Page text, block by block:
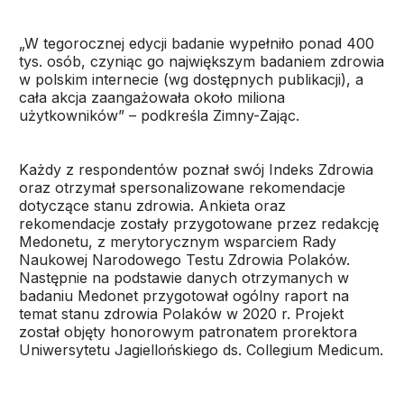
„W tegorocznej edycji badanie wypełniło ponad 400
tys. osób, czyniąc go największym badaniem zdrowia
w polskim internecie (wg dostępnych publikacji), a
cała akcja zaangażowała około miliona
użytkowników” – podkreśla Zimny-Zając.
Każdy z respondentów poznał swój Indeks Zdrowia
oraz otrzymał spersonalizowane rekomendacje
dotyczące stanu zdrowia. Ankieta oraz
rekomendacje zostały przygotowane przez redakcję
Medonetu, z merytorycznym wsparciem Rady
Naukowej Narodowego Testu Zdrowia Polaków.
Następnie na podstawie danych otrzymanych w
badaniu Medonet przygotował ogólny raport na
temat stanu zdrowia Polaków w 2020 r. Projekt
został objęty honorowym patronatem prorektora
Uniwersytetu Jagiellońskiego ds. Collegium Medicum.